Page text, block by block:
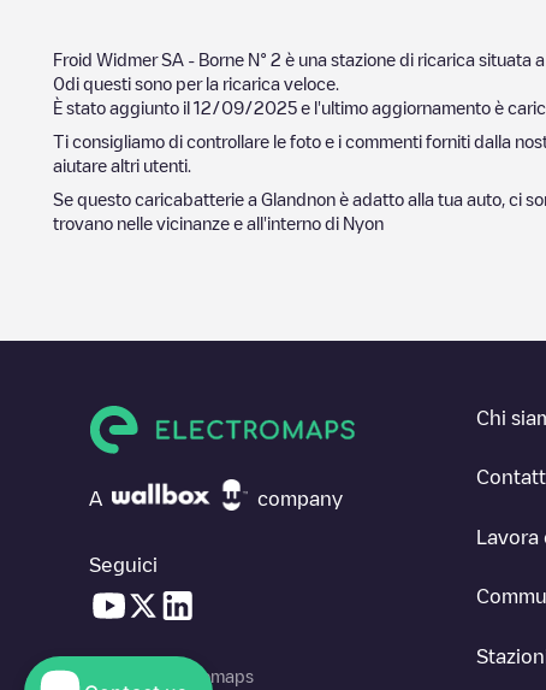
Froid Widmer SA - Borne N° 2 è una stazione di ricarica situata a
0di questi sono per la ricarica veloce.
È stato aggiunto il 12/09/2025 e l'ultimo aggiornamento è
Ti consigliamo di controllare le foto e i commenti forniti dalla
aiutare altri utenti.
Se questo caricabatterie a Gland non è adatto alla tua auto, ci
trovano nelle vicinanze e all'interno di Nyon
A company
Seguici
© 2026 Electromaps
Chi